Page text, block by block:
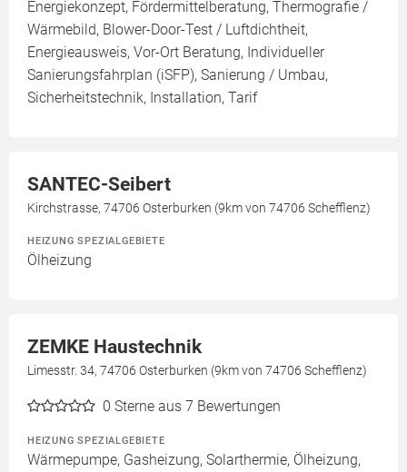
Energiekonzept, Fördermittelberatung, Thermografie /
Wärmebild, Blower-Door-Test / Luftdichtheit,
Energieausweis, Vor-Ort Beratung, Individueller
Sanierungsfahrplan (iSFP), Sanierung / Umbau,
Sicherheitstechnik, Installation, Tarif
SANTEC-Seibert
Kirchstrasse, 74706 Osterburken (9km von 74706 Schefflenz)
HEIZUNG SPEZIALGEBIETE
Ölheizung
ZEMKE Haustechnik
Limesstr. 34, 74706 Osterburken (9km von 74706 Schefflenz)
0 Sterne aus 7 Bewertungen
HEIZUNG SPEZIALGEBIETE
Wärmepumpe, Gasheizung, Solarthermie, Ölheizung,